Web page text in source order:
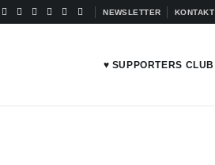
NEWSLETTER KONTAKT
♥ SUPPORTERS CLUB